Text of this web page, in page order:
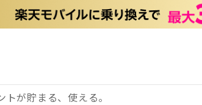
が貯まる、使える。